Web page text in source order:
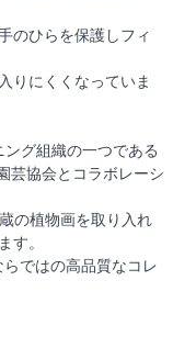
のひらを保護しフィ
りにくくなっていま
グ組織の一つである
芸協会とコラボレーシ
の植物画を取り入れ
す。
ではの高品質なコレ